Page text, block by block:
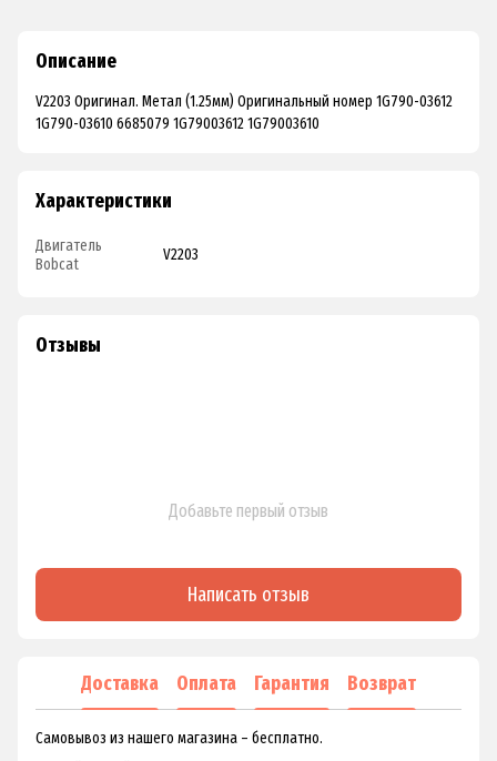
Описание
V2203 Оригинал. Метал (1.25мм) Оригинальный номер 1G790-03612
1G790-03610 6685079 1G79003612 1G79003610
Характеристики
Двигатель
Bobcat
V2203
Отзывы
Добавьте первый отзыв
Написать отзыв
Доставка Оплата Гарантия Возврат
Самовывоз из нашего магазина – бесплатно.